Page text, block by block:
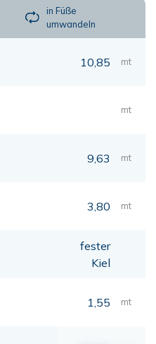
in Füße
umwandeln
10,85 mt
mt
9,63 mt
3,80 mt
fester
Kiel
1,55 mt